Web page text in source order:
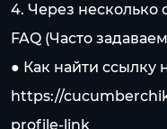
4. Через несколько
FAQ (Часто
● Как найти ссылку
https://
profile-link